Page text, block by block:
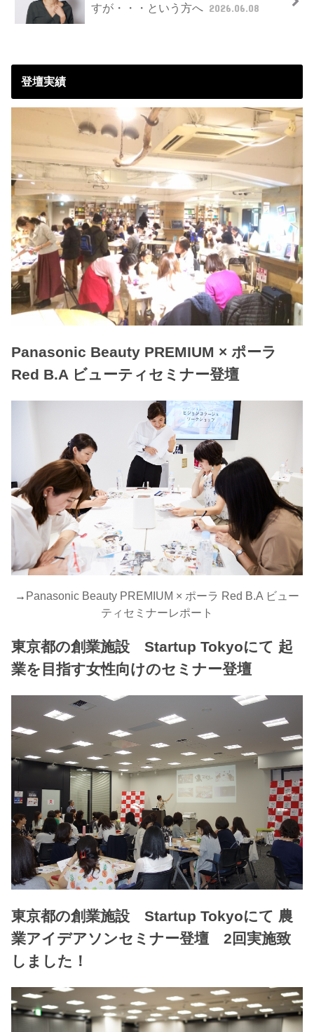
すが・・・という方へ 2026.06.08
登壇実績
Panasonic Beauty PREMIUM × ポーラ
Red B.A ビューティセミナー登壇
→ Panasonic Beauty PREMIUM × ポーラ Red B.A ビュー
ティセミナーレポート
東京都の創業施設 Startup Tokyoにて 起
業を目指す女性向けのセミナー登壇
東京都の創業施設 Startup Tokyoにて 農
業アイデアソンセミナー登壇 2回実施致
しました！